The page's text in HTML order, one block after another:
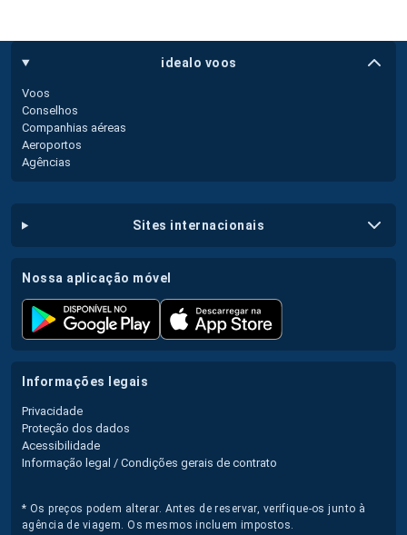
idealo voos
Voos
Conselhos
Companhias aéreas
Aeroportos
Agências
sites internacionais
nossa aplicação móvel
informações legais
Privacidade
Proteção dos dados
Acessibilidade
Informação legal / Condições gerais de contrato
* Os preços podem alterar. Antes de reservar, verifique-os junto à
agência de viagem. Os mesmos incluem impostos.